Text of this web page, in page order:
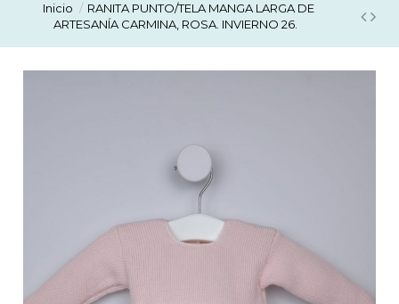
Inicio
RANITA PUNTO/TELA MANGA LARGA DE
ARTESANÍA CARMINA, ROSA. INVIERNO 26.